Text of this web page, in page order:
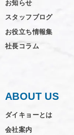
お知らせ
スタッフブログ
お役立ち情報集
社長コラム
ABOUT US
ダイキョーとは
会社案内